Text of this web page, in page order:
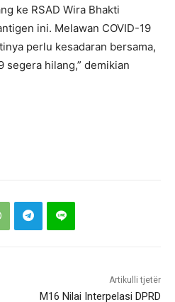
ke RSAD Wira Bhakti
ini. Melawan COVID-19
perlu kesadaran bersama,
segera hilang,” demikian
Artikulli tjetër
M16 Nilai Interpelasi DPRD